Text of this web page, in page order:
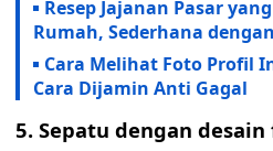
Resep Jajanan Pasar
Rumah, Sederhana
Cara Melihat Foto Profil
Cara Dijamin Anti Gagal
5. Sepatu dengan